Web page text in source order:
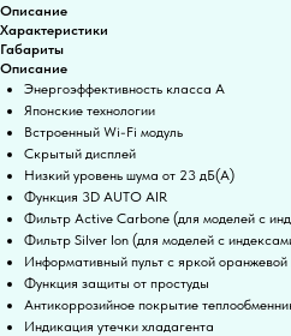
Описание
Характеристики
Габариты
Описание
Энергоэффективность класса А
Японские технологии
Встроенный Wi-Fi модуль
Скрытый дисплей
Низкий уровень шума от 23 дБ(А)
Функция 3D AUTO AIR
Фильтр Active Carbone (для моделей с
Фильтр Silver Ion (для моделей с
Информативный пульт с яркой оранжевой
Функция защиты от простуды
Антикоррозийное покрытие
Индикация утечки хладагента